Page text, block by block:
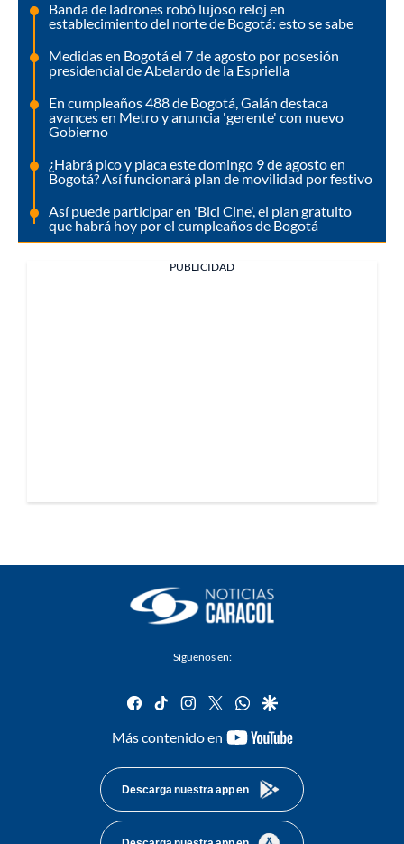
Banda de ladrones robó lujoso reloj en
establecimiento del norte de Bogotá: esto se sabe
Medidas en Bogotá el 7 de agosto por posesión
presidencial de Abelardo de la Espriella
En cumpleaños 488 de Bogotá, Galán destaca
avances en Metro y anuncia 'gerente' con nuevo
Gobierno
¿Habrá pico y placa este domingo 9 de agosto en
Bogotá? Así funcionará plan de movilidad por festivo
Así puede participar en 'Bici Cine', el plan gratuito
que habrá hoy por el cumpleaños de Bogotá
PUBLICIDAD
Síguenos en:
facebook
tiktok instagram
twitterwhatsapp
google
Más contenido en
youtube-
Descarga nuestra app en